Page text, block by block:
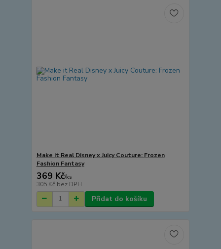
Make it Real Disney x Juicy Couture: Frozen
Fashion Fantasy
369 Kč/ks
305 Kč bez DPH
Přidat do košíku